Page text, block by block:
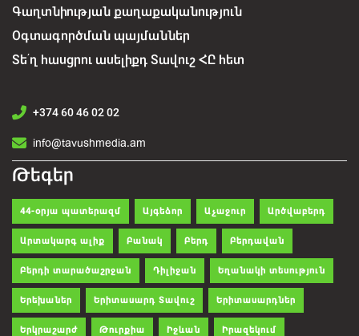
Գաղտնիության քաղաքականություն
Օգտագործման պայմաններ
Տե՛ղ հասցրու ասելիքդ Տավուշ ՀԸ հետ
+374 60 46 02 02
info@tavushmedia.am
Թեգեր
44-օրյա պատերազմ Այգեձոր Աչաջուր Արծվաբերդ
Արտակարգ ալիք Բանակ Բերդ Բերդավան
Բերդի տարածաշրջան Դիլիջան Եղանակի տեսություն
Երեխաներ Երիտասարդ Տավուշ Երիտասարդներ
Երկրաշարժ Թուրքիա Իջևան Իրազեկում